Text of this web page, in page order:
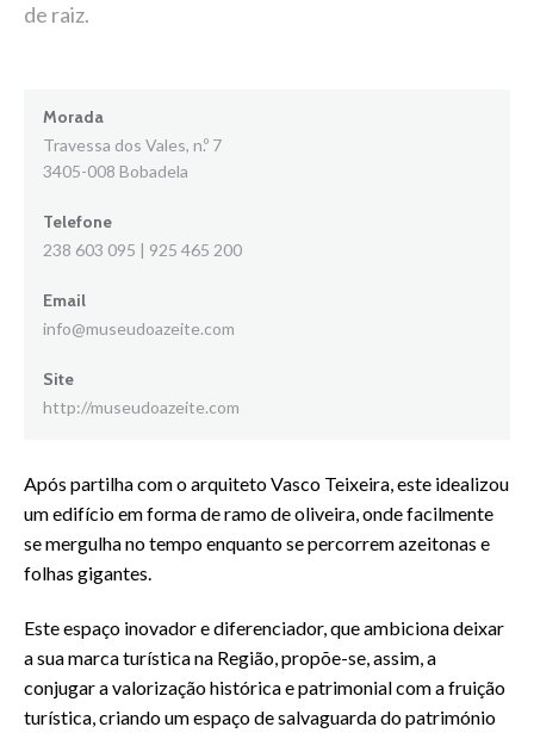
de raiz.
Morada
Travessa dos Vales, n.º 7
3405-008 Bobadela
Telefone
238 603 095 | 925 465 200
Email
info@museudoazeite.com
Site
http://museudoazeite.com
Após partilha com o arquiteto Vasco Teixeira, este idealizou
um edifício em forma de ramo de oliveira, onde facilmente
se mergulha no tempo enquanto se percorrem azeitonas e
folhas gigantes.
Este espaço inovador e diferenciador, que ambiciona deixar
a sua marca turística na Região, propõe-se, assim, a
conjugar a valorização histórica e patrimonial com a fruição
turística, criando um espaço de salvaguarda do património